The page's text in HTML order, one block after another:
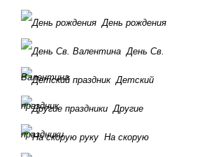
День рождения
День Св.
Валентина Детский
праздник Другие
праздники На скорую